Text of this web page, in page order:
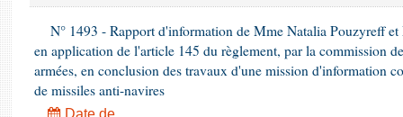
N° 1493 - Rapport d'information de Mme Natalia Pouzyreff
en application de l'article 145 du règlement, par la commission
armées, en conclusion des travaux d'une mission d'information
de missiles anti-navires
Date de